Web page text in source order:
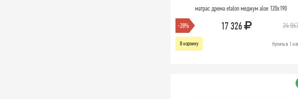
матрас дрема etalon медиум aloe 120х190
-28% 17 326 24
В корзину Купить в 1